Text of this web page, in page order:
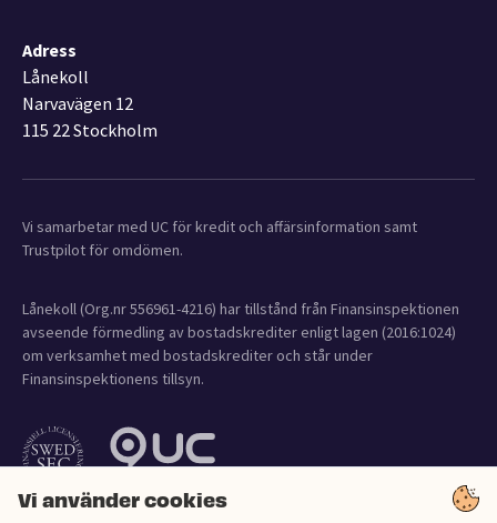
Vi använder cookies
Adress
Lånekoll
Narvavägen 12
115 22 Stockholm
Vi samarbetar med UC för kredit och affärsinformation samt
Trustpilot för omdömen.
Lånekoll (Org.nr 556961-4216) har tillstånd från Finansinspektionen
avseende förmedling av bostadskrediter enligt lagen (2016:1024)
om verksamhet med bostadskrediter och står under
Finansinspektionens tillsyn.